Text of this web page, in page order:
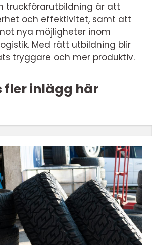
truckförarutbildning är att
och effektivitet, samt att
nya möjligheter inom
Med rätt utbildning blir
tryggare och mer produktiv.
fler inlägg här